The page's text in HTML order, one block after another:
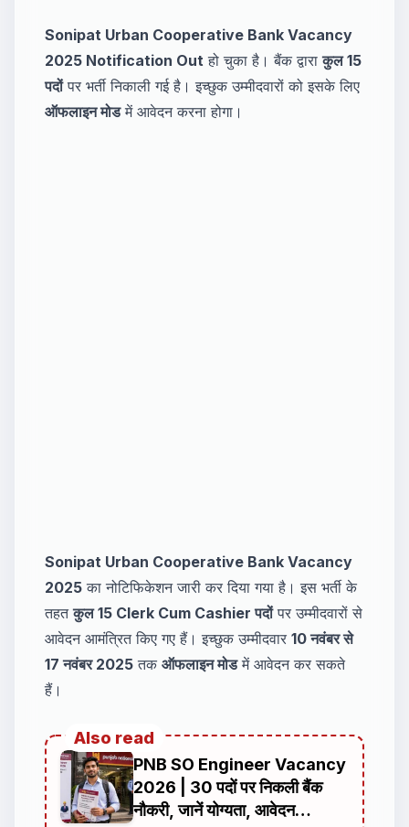
Sonipat Urban Cooperative Bank Vacancy
2025 Notification Out हो चुका है। बैंक द्वाराकुल 15
पदोंपर भर्ती निकाली गई है। इच्छुक उम्मीदवारों को इसके लिए
ऑफलाइन मोडमें आवेदन करना होगा।
Sonipat Urban Cooperative Bank Vacancy
2025 का नोटिफिकेशन जारी कर दिया गया है। इस भर्ती के
तहतकुल 15 Clerk Cum Cashier पदोंपर उम्मीदवारों से
आवेदन आमंत्रित किए गए हैं। इच्छुक उम्मीदवार 10 नवंबर से
17 नवंबर 2025 तक ऑफलाइन मोडमें आवेदन कर सकते
हैं।
Also read
PNB SO Engineer Vacancy
2026 | 30 पदों पर निकली बैंक
नौकरी, जानें योग्यता, आवेदन